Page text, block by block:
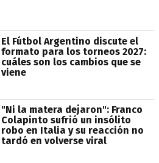
El Fútbol Argentino discute el
formato para los torneos 2027:
cuáles son los cambios que se
viene
"Ni la matera dejaron": Franco
Colapinto sufrió un insólito
robo en Italia y su reacción no
tardó en volverse viral